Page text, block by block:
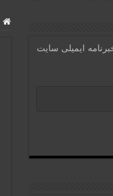
ایمیلی سایت